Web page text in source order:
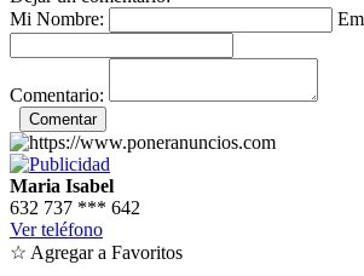
Mi Nombre:
Comentario:
Maria Isabel
632 737 *** 642
Ver teléfono
☆ Agregar a Favoritos